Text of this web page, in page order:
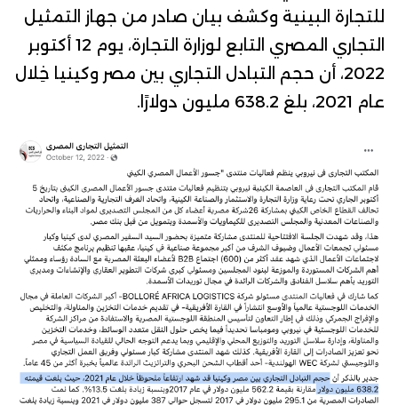
للتجارة البينية وكشف بيان صادر من جهاز التمثيل
التجاري المصري التابع لوزارة التجارة، يوم 12 أكتوبر
2022، أن حجم التبادل التجاري بين مصر وكينيا خِلال
عام 2021، بلغ 638.2 مليون دولارًا.